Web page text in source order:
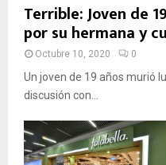
Terrible: Joven de
por su hermana y
Octubre 10, 2020 0
Un joven de 19 años murió
discusión con...